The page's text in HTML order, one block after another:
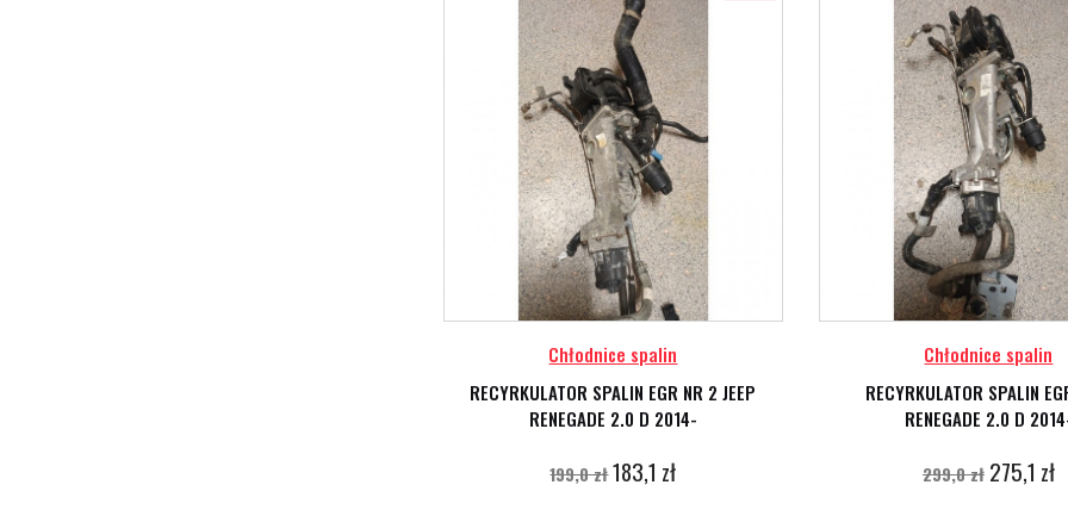
Chłodnice spalin
RECYRKULATOR SPALIN EGR NR 2 JEEP
RENEGADE 2.0 D 2014-
199,0 zł183,1 zł
Chłodnice spalin
RECYRKULATOR SPALIN
RENEGADE 2.0 D
299,0 zł 275,1 zł